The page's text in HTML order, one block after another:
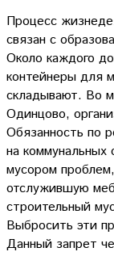
Процесс
связан с
Около каждого
контейнеры для
складывают. Во
Одинцово,
Обязанность по
на
мусором
отслужившую
строительный
Выбросить эти
Данный запрет